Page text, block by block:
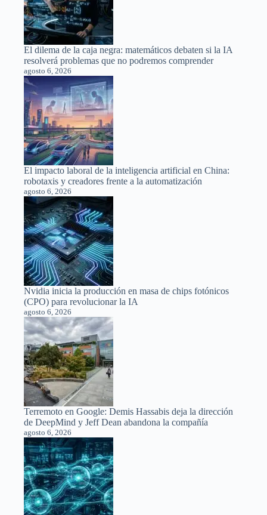
El dilema de la caja negra: matemáticos debaten si la IA
resolverá problemas que no podremos comprender
agosto 6, 2026
El impacto laboral de la inteligencia artificial en China:
robotaxis y creadores frente a la automatización
agosto 6, 2026
Nvidia inicia la producción en masa de chips fotónicos
(CPO) para revolucionar la IA
agosto 6, 2026
Terremoto en Google: Demis Hassabis deja la dirección
de DeepMind y Jeff Dean abandona la compañía
agosto 6, 2026